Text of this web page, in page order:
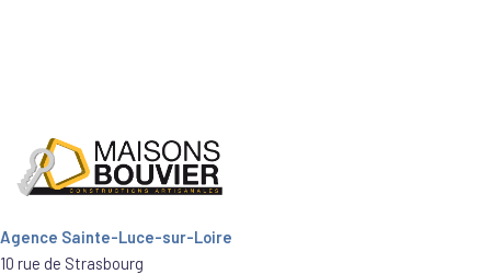
Agence Sainte-Luce-sur-Loire
10 rue de Strasbourg